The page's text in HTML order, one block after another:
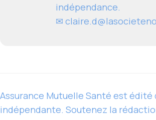
indépendance.
✉
Assurance Mutuelle Santé est édité
indépendante. Soutenez la